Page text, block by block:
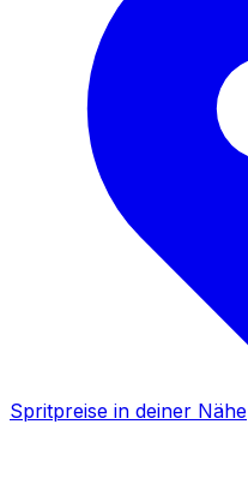
Spritpreise in deiner Nähe